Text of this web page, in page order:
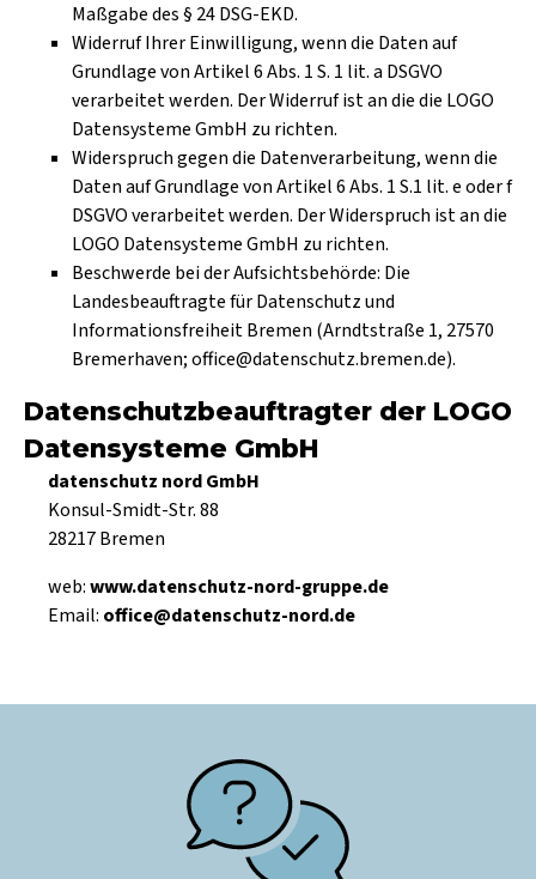
Maßgabe des § 24 DSG-EKD.
Widerruf Ihrer Einwilligung, wenn die Daten auf
Grundlage von Artikel 6 Abs. 1 S. 1 lit. a DSGVO
verarbeitet werden. Der Widerruf ist an die die LOGO
Datensysteme GmbH zu richten.
Widerspruch gegen die Datenverarbeitung, wenn die
Daten auf Grundlage von Artikel 6 Abs. 1 S.1 lit. e oder f
DSGVO verarbeitet werden. Der Widerspruch ist an die
LOGO Datensysteme GmbH zu richten.
Beschwerde bei der Aufsichtsbehörde: Die
Landesbeauftragte für Datenschutz und
Informationsfreiheit Bremen (Arndtstraße 1, 27570
Bremerhaven; office@datenschutz.bremen.de).
Datenschutzbeauftragter der LOGO
Datensysteme GmbH
datenschutz nord GmbH
Konsul-Smidt-Str. 88
28217 Bremen
web:www.datenschutz-nord-gruppe.de
Email: office@datenschutz-nord.de